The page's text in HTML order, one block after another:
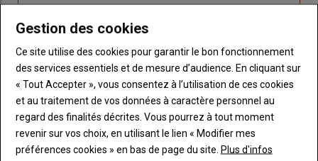
passe"
connecte"
Sous-
titre
Vous n'êtes pas abonné(e)
TITRE CRÉEZ UN COMPTE
BodyChoisissez votre formule et créez votre
compte pour accéder à tout Caracterres.
Gestion des cookies
Ce site utilise des cookies pour garantir le bon fonctionnement
des services essentiels et de mesure d’audience. En cliquant sur
« Tout Accepter », vous consentez à l’utilisation de ces cookies
et au traitement de vos données à caractère personnel au
regard des finalités décrites. Vous pourrez à tout moment
revenir sur vos choix, en utilisant le lien « Modifier mes
préférences cookies » en bas de page du site. Plus d'infos